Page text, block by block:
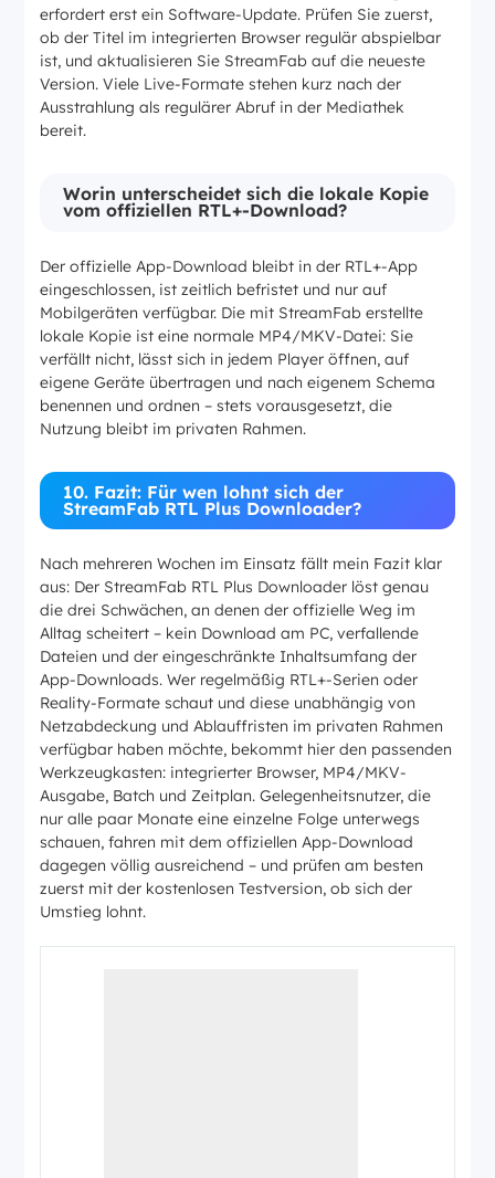
erfordert erst ein Software-Update. Prüfen Sie zuerst,
ob der Titel im integrierten Browser regulär abspielbar
ist, und aktualisieren Sie StreamFab auf die neueste
Version. Viele Live-Formate stehen kurz nach der
Ausstrahlung als regulärer Abruf in der Mediathek
bereit.
Worin unterscheidet sich die lokale Kopie
vom offiziellen RTL+-Download?
Der offizielle App-Download bleibt in der RTL+-App
eingeschlossen, ist zeitlich befristet und nur auf
Mobilgeräten verfügbar. Die mit StreamFab erstellte
lokale Kopie ist eine normale MP4/MKV-Datei: Sie
verfällt nicht, lässt sich in jedem Player öffnen, auf
eigene Geräte übertragen und nach eigenem Schema
benennen und ordnen – stets vorausgesetzt, die
Nutzung bleibt im privaten Rahmen.
10. Fazit: Für wen lohnt sich der
StreamFab RTL Plus Downloader?
Nach mehreren Wochen im Einsatz fällt mein Fazit klar
aus: Der StreamFab RTL Plus Downloader löst genau
die drei Schwächen, an denen der offizielle Weg im
Alltag scheitert – kein Download am PC, verfallende
Dateien und der eingeschränkte Inhaltsumfang der
App-Downloads. Wer regelmäßig RTL+-Serien oder
Reality-Formate schaut und diese unabhängig von
Netzabdeckung und Ablauffristen im privaten Rahmen
verfügbar haben möchte, bekommt hier den passenden
Werkzeugkasten: integrierter Browser, MP4/MKV-
Ausgabe, Batch und Zeitplan. Gelegenheitsnutzer, die
nur alle paar Monate eine einzelne Folge unterwegs
schauen, fahren mit dem offiziellen App-Download
dagegen völlig ausreichend – und prüfen am besten
zuerst mit der kostenlosen Testversion, ob sich der
Umstieg lohnt.